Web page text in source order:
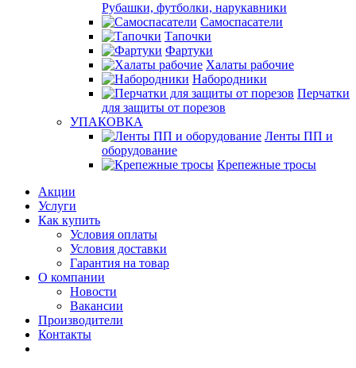
Рубашки, футболки, нарукавники
Самоспасатели
Тапочки
Фартуки
Халаты рабочие
Набородники
Перчатки
для защиты от порезов
УПАКОВКА
Ленты ПП и
оборудование
Крепежные тросы
Акции
Услуги
Как купить
Условия оплаты
Условия доставки
Гарантия на товар
О компании
Новости
Вакансии
Производители
Контакты